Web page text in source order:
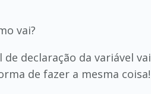
vai?
declaração da variável
de fazer a mesma